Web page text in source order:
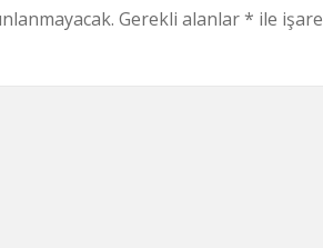
Gerekli alanlar* ile